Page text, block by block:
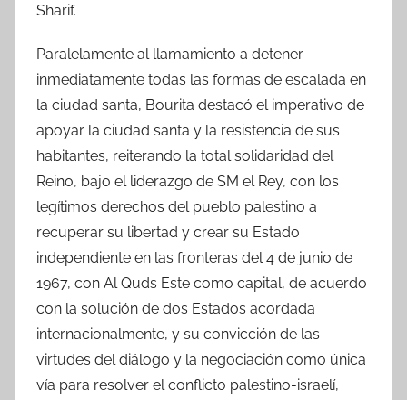
Sharif.
Paralelamente al llamamiento a detener
inmediatamente todas las formas de escalada en
la ciudad santa, Bourita destacó el imperativo de
apoyar la ciudad santa y la resistencia de sus
habitantes, reiterando la total solidaridad del
Reino, bajo el liderazgo de SM el Rey, con los
legítimos derechos del pueblo palestino a
recuperar su libertad y crear su Estado
independiente en las fronteras del 4 de junio de
1967, con Al Quds Este como capital, de acuerdo
con la solución de dos Estados acordada
internacionalmente, y su convicción de las
virtudes del diálogo y la negociación como única
vía para resolver el conflicto palestino-israelí,